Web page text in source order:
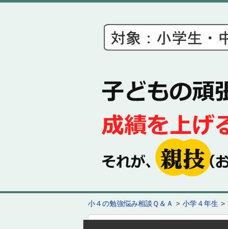
小４の勉強悩み相談Ｑ＆Ａ 小学４年生